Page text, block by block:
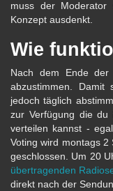
muss der
Konzept ausdenkt.
Wie
Nach dem Ende
abzustimmen. Damit
jedoch täglich
zur Verfügung die du
verteilen kannst -
Voting wird montags 2
geschlossen. Um 20
übertragenden
direkt nach der